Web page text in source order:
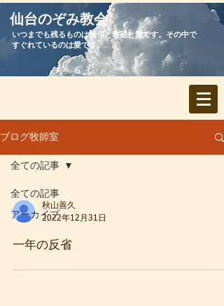
​仙台のぞみ教会
いつまでも残るものは信仰と希望と愛です。その中で
すぐれているのは愛です。
ブログ牧師室
全ての記事
アーカイブ
全ての記事
秋山善久
2022年12月31日
一年の反省